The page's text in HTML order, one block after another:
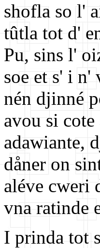
shofla so l'
tûtla tot d'
Pu, sins l'
soe et s' i n'
nén djinné
avou si
adawiante,
dåner on
aléve cweri
vna ratinde
I prinda tot